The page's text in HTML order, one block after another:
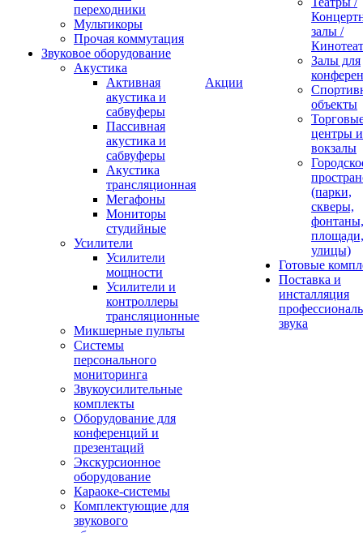
переходники
Мультикоры
Прочая коммутация
Звуковое оборудование
Акустика
Активная
акустика и
сабвуферы
Пассивная
акустика и
сабвуферы
Акустика
трансляционная
Мегафоны
Мониторы
студийные
Усилители
Усилители
мощности
Усилители и
контроллеры
трансляционные
Микшерные пульты
Системы
персонального
мониторинга
Звукоусилительные
комплекты
Оборудование для
конференций и
презентаций
Экскурсионное
оборудование
Караоке-системы
Комплектующие для
звукового
Акции
залы /
Залы для
объекты
центры и
вокзалы
(парки,
скверы,
фонтаны,
площади,
улицы)
Готовые
Поставка и
инсталляция
звука